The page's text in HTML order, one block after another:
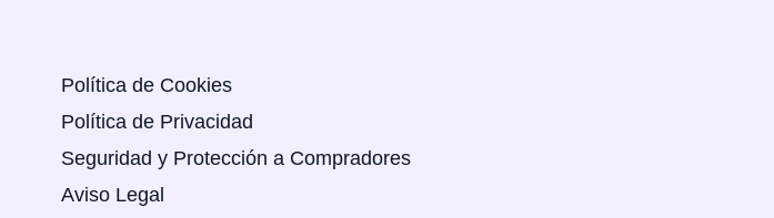
Política de Cookies
Política de Privacidad
Seguridad y Protección a Compradores
Aviso Legal